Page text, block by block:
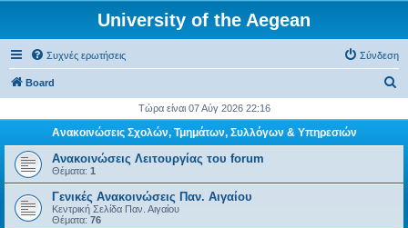
University of the Aegean
Συχνές ερωτήσεις Σύνδεση
Board
ζ
Τώρα είναι 07 Αύγ 2026 22:16
Ανακοινώσεις Σχολών, Τμημάτων, Συλλόγων & Υπηρεσιών
Ανακοινώσεις Λειτουργίας του forum
Θέματα: 1
Γενικές Ανακοινώσεις Παν. Αιγαίου
Κεντρική Σελίδα Παν. Αιγαίου
Θέματα: 76